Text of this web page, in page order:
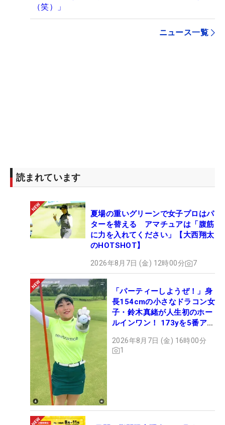
（笑）」
ニュース一覧
読まれています
夏場の重いグリーンで女子プロはパ
ターを替える アマチュアは「腹筋
に力を入れてください」【大西翔太
のHOTSHOT】
2026年8月7日 (金) 12時00分 7
「パーティーしようぜ！」身
長154cmの小さなドラコン女
子・鈴木真緒が人生初のホー
ルインワン！ 173yを5番アイ
2026年8月7日 (金) 16時00分
1